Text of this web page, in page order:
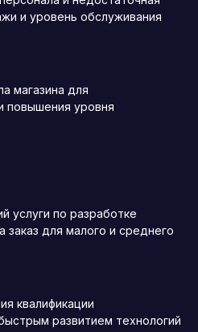
и уровень обслуживания
магазина для
повышения уровня
услуги по разработке
для малого и среднего
квалификации
развитием технологий